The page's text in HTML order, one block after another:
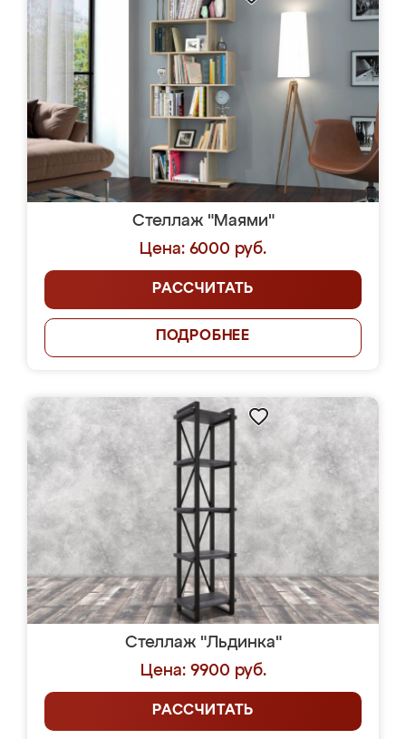
Стеллаж "Маями"
Цена: 6000 руб.
РАССЧИТАТЬ
ПОДРОБНЕЕ
Стеллаж "Льдинка"
Цена: 9900 руб.
РАССЧИТАТЬ